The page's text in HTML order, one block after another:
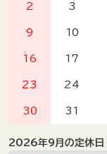
2 3
9 10
16 17
23 24
30 31
2026年9月の定休日